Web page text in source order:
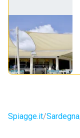
Spiagge.it Sardegna